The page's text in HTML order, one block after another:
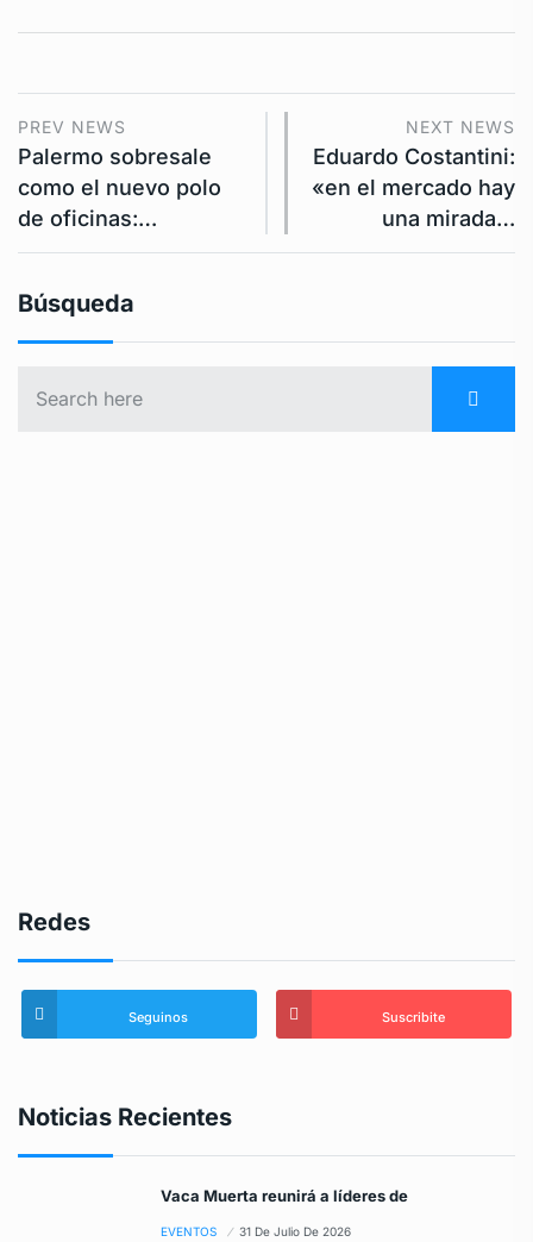
PREV NEWS
Palermo sobresale
como el nuevo polo
de oficinas:…
NEXT NEWS
Eduardo Costantini:
«en el mercado hay
una mirada…
Búsqueda
Redes
Seguinos Suscribite
Noticias Recientes
Vaca Muerta reunirá a líderes de
EVENTOS 31 De Julio De 2026